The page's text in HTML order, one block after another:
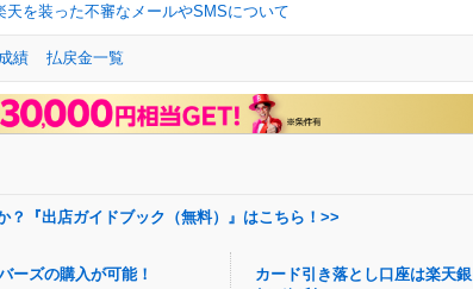
天を装った不審なメールやSMSについて
績 払戻金一覧
？『出店ガイドブック（無料）』はこちら！>>
ーズの購入が可能！
カード引き落とし口座は楽天銀